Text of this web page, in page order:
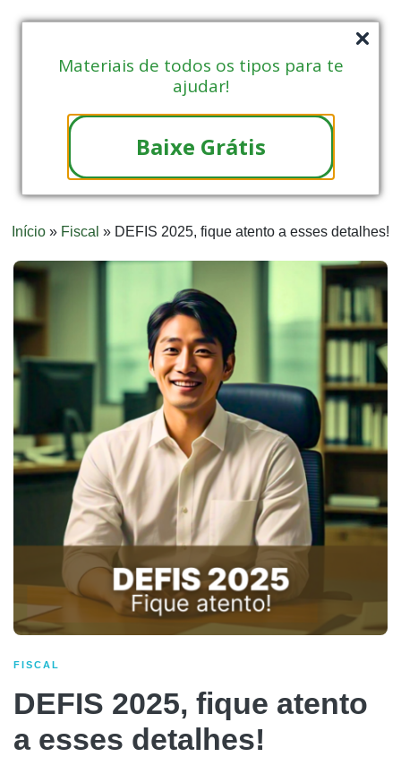
Materiais de todos os tipos para te
ajudar!
Baixe Grátis
Início » Fiscal » DEFIS 2025, fique atento a esses detalhes!
FISCAL
DEFIS 2025, fique atento
a esses detalhes!